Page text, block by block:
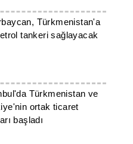
Türkmenistan'a
tankeri sağlayacak
Türkmenistan ve
ortak ticaret
başladı